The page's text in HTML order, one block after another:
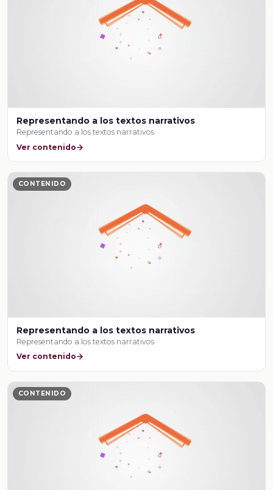
Representando a los textos narrativos
Representando a los textos narrativos
Ver contenido
CONTENIDO
Representando a los textos narrativos
Representando a los textos narrativos
Ver contenido
CONTENIDO